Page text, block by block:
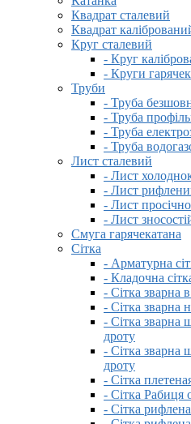
Квадрат сталевий
Квадрат
Круг сталевий
- Круг
- Круги
Труби
- Труба
- Труба
- Труба
- Труба
Лист сталевий
- Лист
- Лист
- Лист
- Лист
Смуга гарячекатана
Сітка
- Арматурна
- Кладочна
- Сітка зварна
- Сітка зварна
- Сітка зварна
дроту
- Сітка зварна
дроту
- Сітка
- Сітка Рабиця
- Сітка рифлена